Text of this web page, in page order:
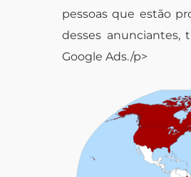
pessoas que estão
desses
Google Ads./p>